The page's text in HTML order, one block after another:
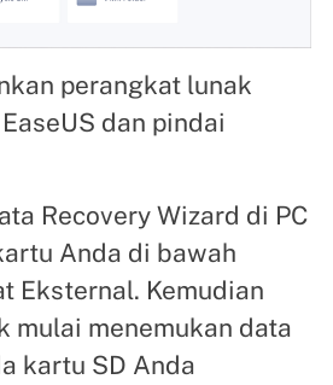
perangkat lunak
dan pindai
Recovery Wizard di PC
Anda di bawah
Eksternal. Kemudian
mulai menemukan data
kartu SD Anda